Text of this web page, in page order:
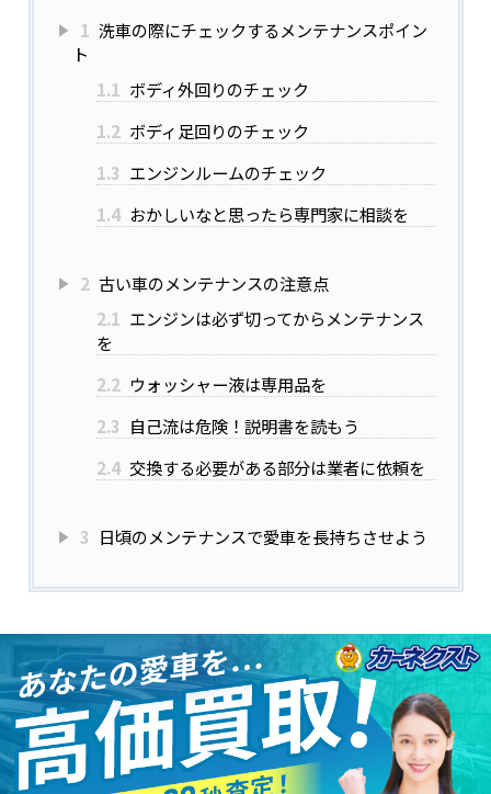
1 洗車の際にチェックするメンテナンスポイン
ト
1.1 ボディ外回りのチェック
1.2 ボディ足回りのチェック
1.3 エンジンルームのチェック
1.4 おかしいなと思ったら専門家に相談を
2 古い車のメンテナンスの注意点
2.1 エンジンは必ず切ってからメンテナンス
を
2.2 ウォッシャー液は専用品を
2.3 自己流は危険！説明書を読もう
2.4 交換する必要がある部分は業者に依頼を
3 日頃のメンテナンスで愛車を長持ちさせよう